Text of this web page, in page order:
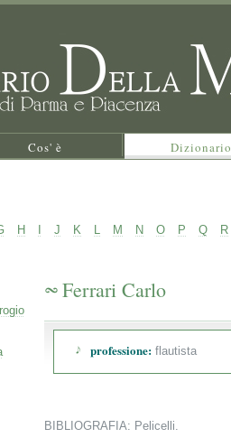
Cos' è Dizionario
H J K L M N O P Q R
Ferrari Carlo
professione: flautista
BIBLIOGRAFIA: Pelicelli.